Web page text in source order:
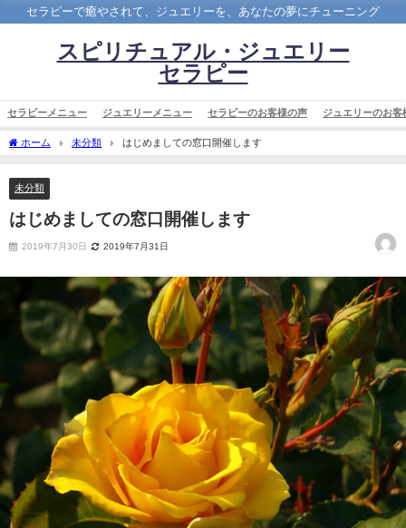
セラピーで癒やされて、ジュエリーを、あなたの夢にチューニング
スピリチュアル・ジュエリー
セラピー
セラピーメニュー ジュエリーメニュー セラピーのお客様の声 ジュエリーのお客
ホーム 未分類 はじめましての窓口開催します
未分類
はじめましての窓口開催します
2019年7月30日 2019年7月31日